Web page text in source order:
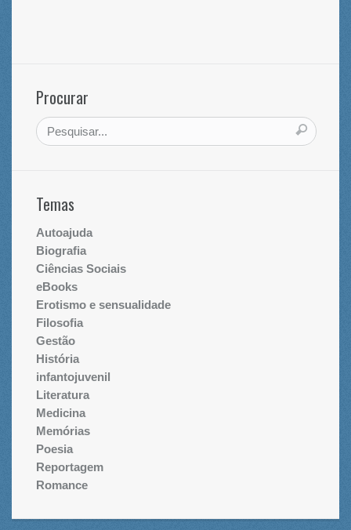
Procurar
Temas
Autoajuda
Biografia
Ciências Sociais
eBooks
Erotismo e sensualidade
Filosofia
Gestão
História
infantojuvenil
Literatura
Medicina
Memórias
Poesia
Reportagem
Romance